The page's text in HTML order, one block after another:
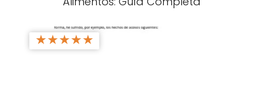
★★★★★